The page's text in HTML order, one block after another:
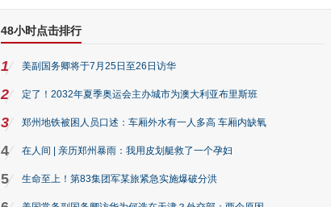
48小时点击排行
1 美副国务卿将于7月25日至26日访华
2 定了！2032年夏季奥运会主办城市为澳大利亚布里斯班
3 郑州地铁被困人员口述：车厢外水有一人多高 车厢内缺氧
4 在人间 | 亲历郑州暴雨：我用皮划艇救了一个孕妇
5 生命至上！第83集团军某旅紧急实施爆破分洪